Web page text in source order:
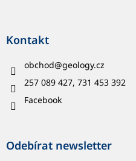
Kontakt
obchod@geology.cz
257 089 427, 731 453 392
Facebook
Odebírat newsletter